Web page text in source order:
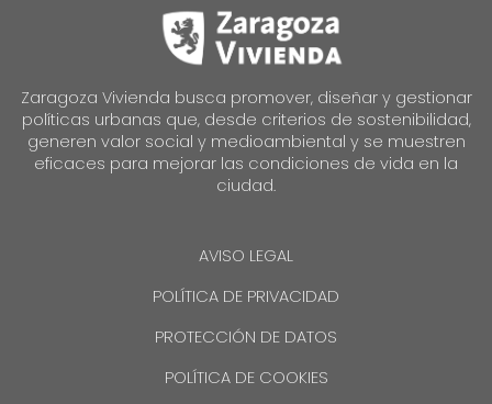
Zaragoza Vivienda busca promover, diseñar y gestionar
políticas urbanas que, desde criterios de sostenibilidad,
generen valor social y medioambiental y se muestren
eficaces para mejorar las condiciones de vida en la
ciudad.
AVISO LEGAL
POLÍTICA DE PRIVACIDAD
PROTECCIÓN DE DATOS
POLÍTICA DE COOKIES